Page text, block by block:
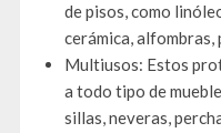
de pisos, como
cerámica, alfombras,
Multiusos: Estos
a todo tipo de
sillas, neveras,